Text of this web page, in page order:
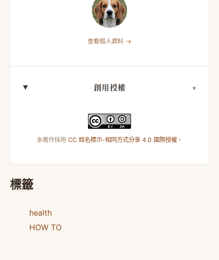
查看個人資料 →
創用授權
本著作採用 CC 姓名標示-相同方式分享 4.0 國際授權。
標籤
health
HOW TO